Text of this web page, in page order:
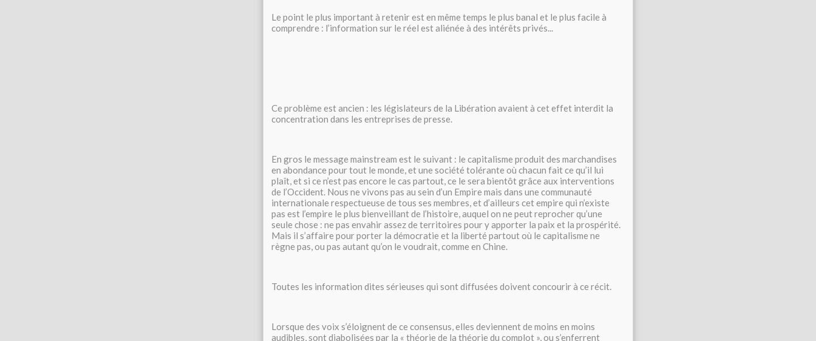
Le point le plus important à retenir est en même temps le plus banal et le plus facile à
comprendre : l’information sur le réel est aliénée à des intérêts privés...
Ce problème est ancien : les législateurs de la Libération avaient à cet effet interdit la
concentration dans les entreprises de presse.
En gros le message mainstream est le suivant : le capitalisme produit des marchandises
en abondance pour tout le monde, et une société tolérante où chacun fait ce qu’il lui
plaît, et si ce n’est pas encore le cas partout, ce le sera bientôt grâce aux interventions
de l’Occident. Nous ne vivons pas au sein d’un Empire mais dans une communauté
internationale respectueuse de tous ses membres, et d’ailleurs cet empire qui n’existe
pas est l’empire le plus bienveillant de l’histoire, auquel on ne peut reprocher qu’une
seule chose : ne pas envahir assez de territoires pour y apporter la paix et la prospérité.
Mais il s’affaire pour porter la démocratie et la liberté partout où le capitalisme ne
règne pas, ou pas autant qu’on le voudrait, comme en Chine.
Toutes les information dites sérieuses qui sont diffusées doivent concourir à ce récit.
Lorsque des voix s’éloignent de ce consensus, elles deviennent de moins en moins
audibles, sont diabolisées par la « théorie de la théorie du complot », ou s’enferrent